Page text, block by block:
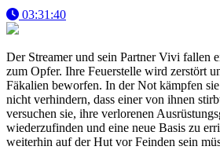
03:31:40
Der Streamer und sein Partner Vivi fallen
zum Opfer. Ihre Feuerstelle wird zerstört
Fäkalien beworfen. In der Not kämpfen
nicht verhindern, dass einer von ihnen
versuchen sie, ihre verlorenen
wiederzufinden und eine neue Basis zu
weiterhin auf der Hut vor Feinden sein